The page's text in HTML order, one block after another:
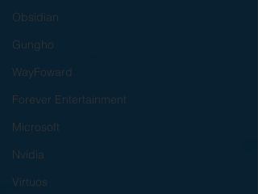
Obsidian
Gungho
WayFoward
Forever Entertainment
Microsoft
Nvidia
Virtuos